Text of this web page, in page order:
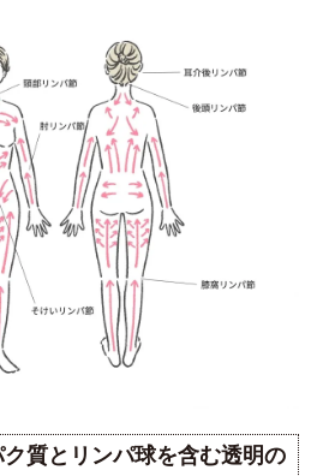
とリンパ球を含む透明の